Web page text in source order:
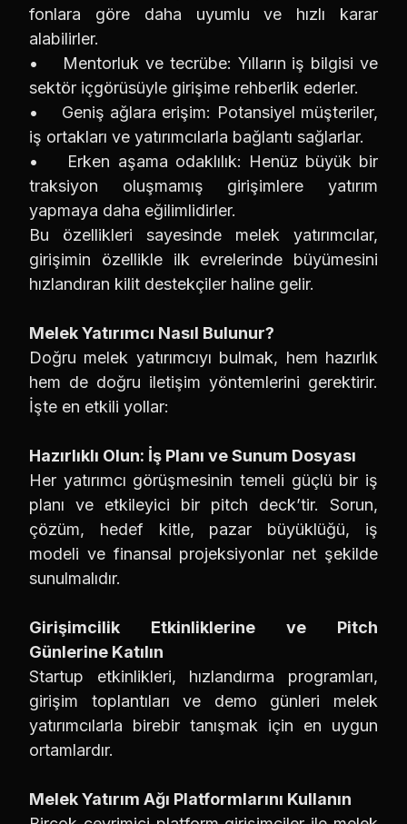
fonlara göre daha uyumlu ve hızlı karar
alabilirler.
• Mentorluk ve tecrübe: Yılların iş bilgisi ve
sektör içgörüsüyle girişime rehberlik ederler.
• Geniş ağlara erişim: Potansiyel müşteriler,
iş ortakları ve yatırımcılarla bağlantı sağlarlar.
• Erken aşama odaklılık: Henüz büyük bir
traksiyon oluşmamış girişimlere yatırım
yapmaya daha eğilimlidirler.
Bu özellikleri sayesinde melek yatırımcılar,
girişimin özellikle ilk evrelerinde büyümesini
hızlandıran kilit destekçiler haline gelir.
Melek Yatırımcı Nasıl Bulunur?
Doğru melek yatırımcıyı bulmak, hem hazırlık
hem de doğru iletişim yöntemlerini gerektirir.
İşte en etkili yollar:
Hazırlıklı Olun: İş Planı ve Sunum Dosyası
Her yatırımcı görüşmesinin temeli güçlü bir iş
planı ve etkileyici bir pitch deck’tir. Sorun,
çözüm, hedef kitle, pazar büyüklüğü, iş
modeli ve finansal projeksiyonlar net şekilde
sunulmalıdır.
Girişimcilik Etkinliklerine ve Pitch
Günlerine Katılın
Startup etkinlikleri, hızlandırma programları,
girişim toplantıları ve demo günleri melek
yatırımcılarla birebir tanışmak için en uygun
ortamlardır.
Melek Yatırım Ağı Platformlarını Kullanın